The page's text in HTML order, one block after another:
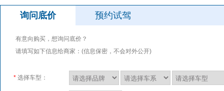
询问底价 预约试驾
有意向购买，想询问底价？
请填写如下信息给商家：(信息保密，不会对外公开)
* 选择车型：